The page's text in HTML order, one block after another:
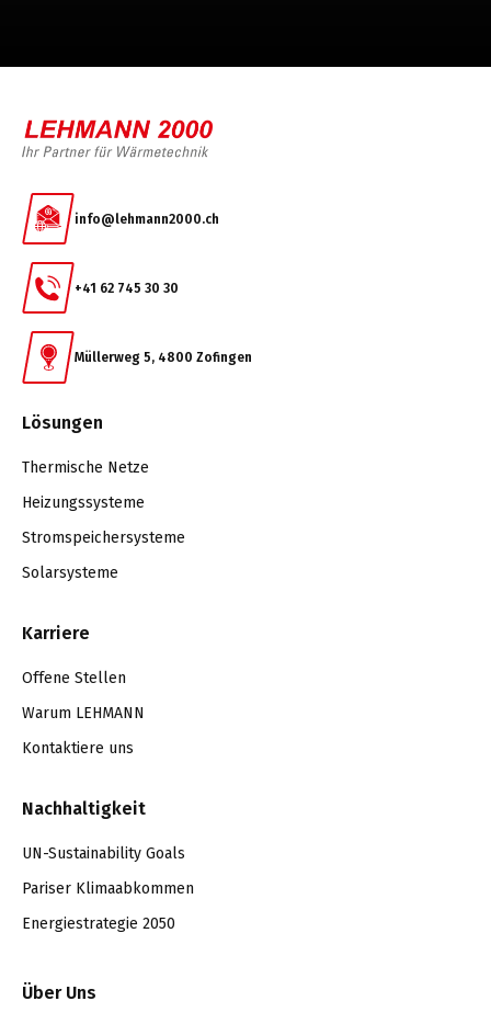
info@lehmann2000.ch
+41 62 745 30 30
Müllerweg 5, 4800 Zofingen
Lösungen
Thermische Netze
Heizungssysteme
Stromspeichersysteme
Solarsysteme
Karriere
Offene Stellen
Warum LEHMANN
Kontaktiere uns
Nachhaltigkeit
UN-Sustainability Goals
Pariser Klimaabkommen
Energiestrategie 2050
Über Uns